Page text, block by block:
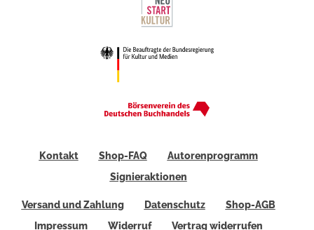
Kontakt Shop-FAQ
Autorenprogramm
Signieraktionen
Versand und Zahlung Datenschutz
Shop-AGB
Impressum
Widerruf Vertrag widerrufen